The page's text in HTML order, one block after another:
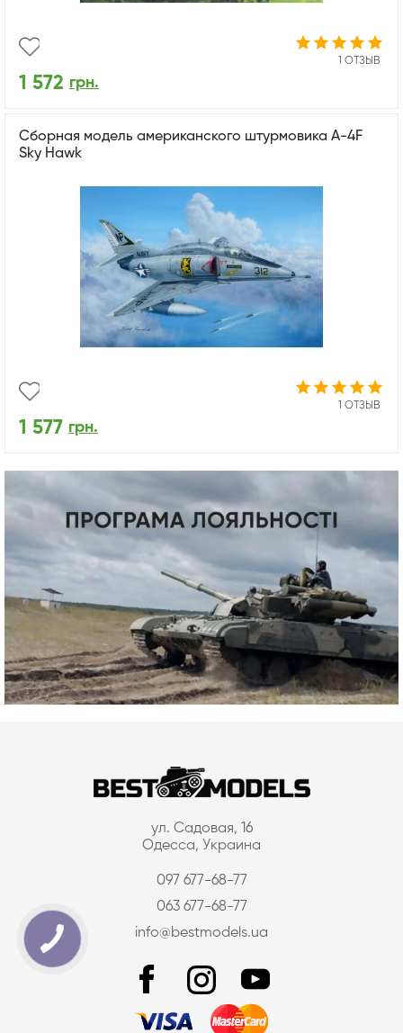
1 ОТЗЫВ
1 572 грн.
Сборная модель американского штурмовика A-4F
Sky Hawk
1 ОТЗЫВ
1 577 грн.
ул. Садовая, 16
Одесса, Украина
097 677-68-77
063 677-68-77
info@bestmodels.ua